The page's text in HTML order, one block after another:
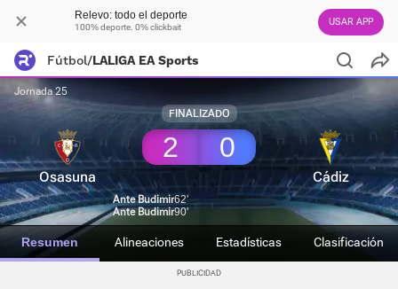
Relevo: todo el deporte
100% deporte. 0% clickbait USAR APP
Fútbol/LALIGA EA Sports
Jornada 25
FINALIZADO
Osasuna
2 0
Cádiz
Ante Budimir62'
Ante Budimir90'
Resumen Alineaciones Estadísticas Clasificación